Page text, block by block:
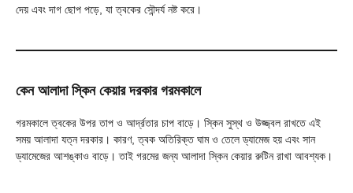
দেয় এবং দাগ ছোপ পড়ে, যা ত্বকের সৌন্দর্য নষ্ট করে।
কেন আলাদা স্কিন কেয়ার দরকার গরমকালে
গরমকালে ত্বকের উপর তাপ ও আর্দ্রতার চাপ বাড়ে। স্কিন সুস্থ ও উজ্জ্বল রাখতে এই
সময় আলাদা যত্ন দরকার। কারণ, ত্বক অতিরিক্ত ঘাম ও তেলে ড্যামেজ হয় এবং সান
ড্যামেজের আশঙ্কাও বাড়ে। তাই গরমের জন্য আলাদা স্কিন কেয়ার রুটিন রাখা আবশ্যক।